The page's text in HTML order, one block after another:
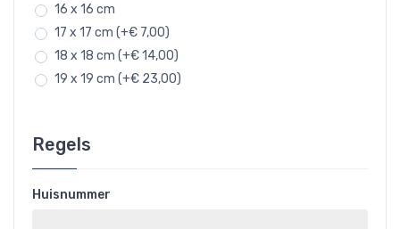
16 x 16 cm
17 x 17 cm (+€ 7,00)
18 x 18 cm (+€ 14,00)
19 x 19 cm (+€ 23,00)
Regels
Huisnummer